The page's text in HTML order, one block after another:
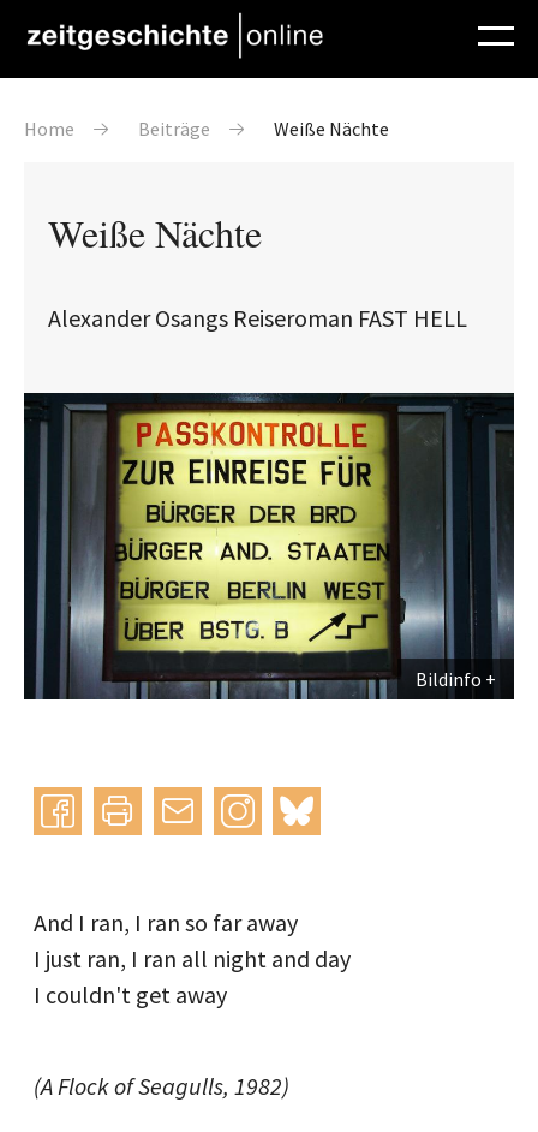
Pfadnavigation
Home Beiträge Weiße Nächte
Weiße Nächte
Alexander Osangs Reiseroman FAST HELL
Bildinfo
Instagram
bluesky
And I ran, I ran so far away
I just ran, I ran all night and day
I couldn't get away
(A Flock of Seagulls, 1982)